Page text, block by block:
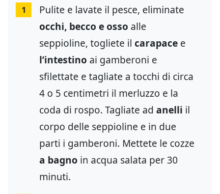
1
Pulite e lavate il pesce, eliminate
occhi, becco e osso alle
seppioline, togliete il carapace e
l’intestino ai gamberoni e
sfilettate e tagliate a tocchi di circa
4 o 5 centimetri il merluzzo e la
coda di rospo. Tagliate ad anelli il
corpo delle seppioline e in due
parti i gamberoni. Mettete le cozze
a bagno in acqua salata per 30
minuti.